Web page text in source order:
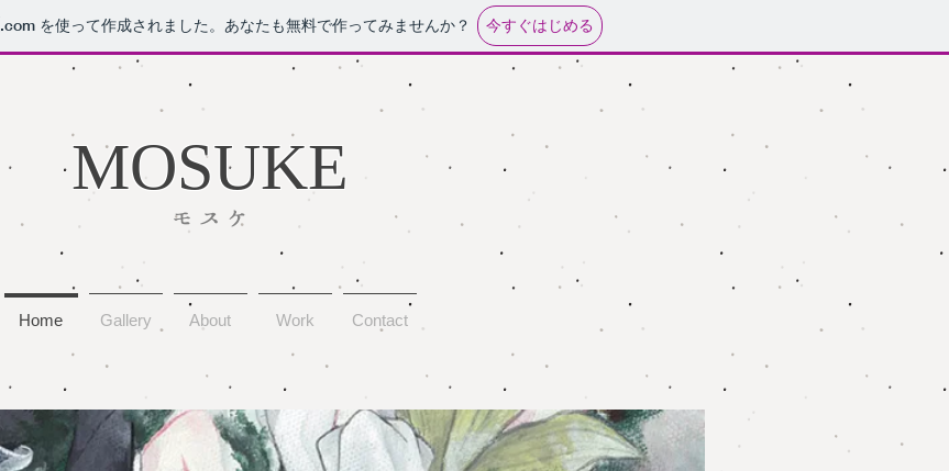
.com を使って作成されました。あなたも無料で作ってみませんか？ 今すぐはじめる
​MOSUKE
Home Gallery About Work Contact
​モスケ